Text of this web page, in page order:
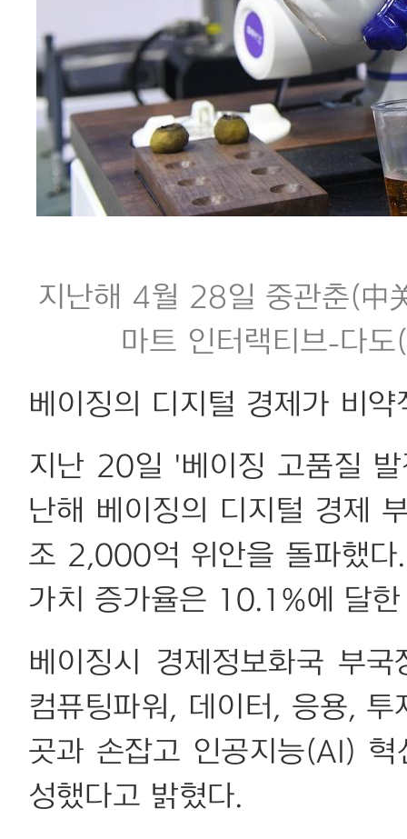
지난해 4월 28일 중관춘(中
마트 인터랙티브-다
베이징의 디지털 경제가 비
지난 20일 '베이징 고품질
난해 베이징의 디지털 경제
조 2,000억 위안을 돌파했
가치 증가율은 10.1%에 달
베이징시 경제정보화국 부
컴퓨팅파워, 데이터, 응용,
곳과 손잡고 인공지능(AI)
성했다고 밝혔다.